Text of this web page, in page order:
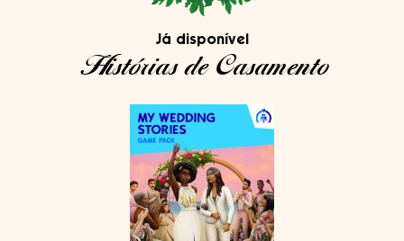
Já disponível
Histórias de Casamento